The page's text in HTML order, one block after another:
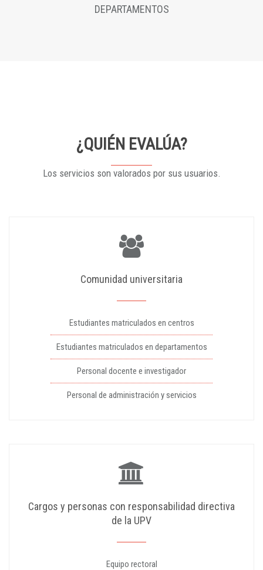
DEPARTAMENTOS
¿QUIÉN EVALÚA?
Los servicios son valorados por sus usuarios.
Comunidad universitaria
Estudiantes matriculados en centros
Estudiantes matriculados en departamentos
Personal docente e investigador
Personal de administración y servicios
Cargos y personas con responsabilidad directiva
de la UPV
Equipo rectoral